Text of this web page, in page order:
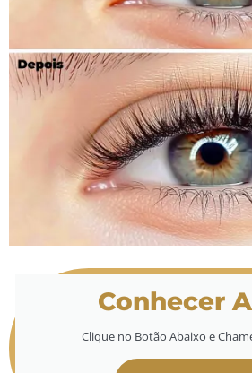
Conhecer
Clique no Botão Abaixo e